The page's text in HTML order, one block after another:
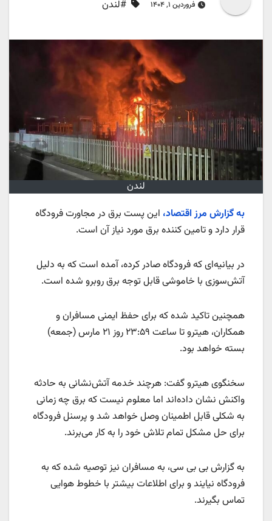
فروردین ۱, ۱۴۰۴ #لندن
لندن
به گزارش مرز اقتصاد، این پست برق در مجاورت فرودگاه
قرار دارد و تامین کننده برق مورد نیاز آن است.
در بیانیه‌ای که فرودگاه صادر کرده، آمده است که به دلیل
آتش‌سوزی با خاموشی قابل توجه برق روبرو شده است.
همچنین تاکید شده که برای حفظ ایمنی مسافران و
همکاران، هیترو تا ساعت ۲۳:۵۹ روز ۲۱ مارس (جمعه)
بسته خواهد بود.
سخنگوی هیترو گفت: هرچند خدمه آتش‌نشانی به حادثه
واکنش نشان داده‌اند اما معلوم نیست که برق چه زمانی
به شکلی قابل اطمینان وصل خواهد شد و پرسنل فرودگاه
برای حل مشکل تمام تلاش خود را به کار می‌برند.
به گزارش بی بی سی، به مسافران نیز توصیه شده که به
فرودگاه نیایند و برای اطلاعات بیشتر با خطوط هوایی
تماس بگیرند.